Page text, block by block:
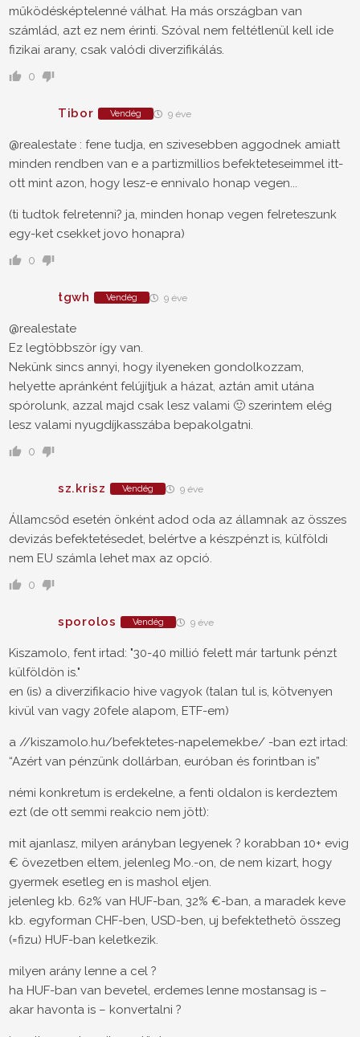
működésképtelenné válhat. Ha más országban van
számlád, azt ez nem érinti. Szóval nem feltétlenül kell ide
fizikai arany, csak valódi diverzifikálás.
0
Tibor Vendég 9 éve
@realestate : fene tudja, en szivesebben aggodnek amiatt
minden rendben van e a partizmillios befekteteseimmel itt-
ott mint azon, hogy lesz-e ennivalo honap vegen...
(ti tudtok felretenni? ja, minden honap vegen felreteszunk
egy-ket csekket jovo honapra)
0
tgwh Vendég 9 éve
@realestate
Ez legtöbbször így van.
Nekünk sincs annyi, hogy ilyeneken gondolkozzam,
helyette apránként felújítjuk a házat, aztán amit utána
spórolunk, azzal majd csak lesz valami 🙂 szerintem elég
lesz valami nyugdíjkasszába bepakolgatni.
0
sz.krisz Vendég 9 éve
Államcsőd esetén önként adod oda az államnak az összes
devizás befektetésedet, belértve a készpénzt is, külföldi
nem EU számla lehet max az opció.
0
sporolos Vendég 9 éve
Kiszamolo, fent irtad: "30-40 millió felett már tartunk pénzt
külföldön is."
en (is) a diverzifikacio hive vagyok (talan tul is, kötvenyen
kivül van vagy 20fele alapom, ETF-em)
a //kiszamolo.hu/befektetes-napelemekbe/ -ban ezt irtad:
“Azért van pénzünk dollárban, euróban és forintban is”
némi konkretum is erdekelne, a fenti oldalon is kerdeztem
ezt (de ott semmi reakcio nem jött):
mit ajanlasz, milyen arányban legyenek ? korabban 10+ evig
€ övezetben eltem, jelenleg Mo.-on, de nem kizart, hogy
gyermek esetleg en is mashol eljen.
jelenleg kb. 62% van HUF-ban, 32% €-ban, a maradek keve
kb. egyforman CHF-ben, USD-ben, uj befektethetö összeg
(=fizu) HUF-ban keletkezik.
milyen arány lenne a cel ?
ha HUF-ban van bevetel, erdemes lenne mostansag is –
akar havonta is – konvertalni ?